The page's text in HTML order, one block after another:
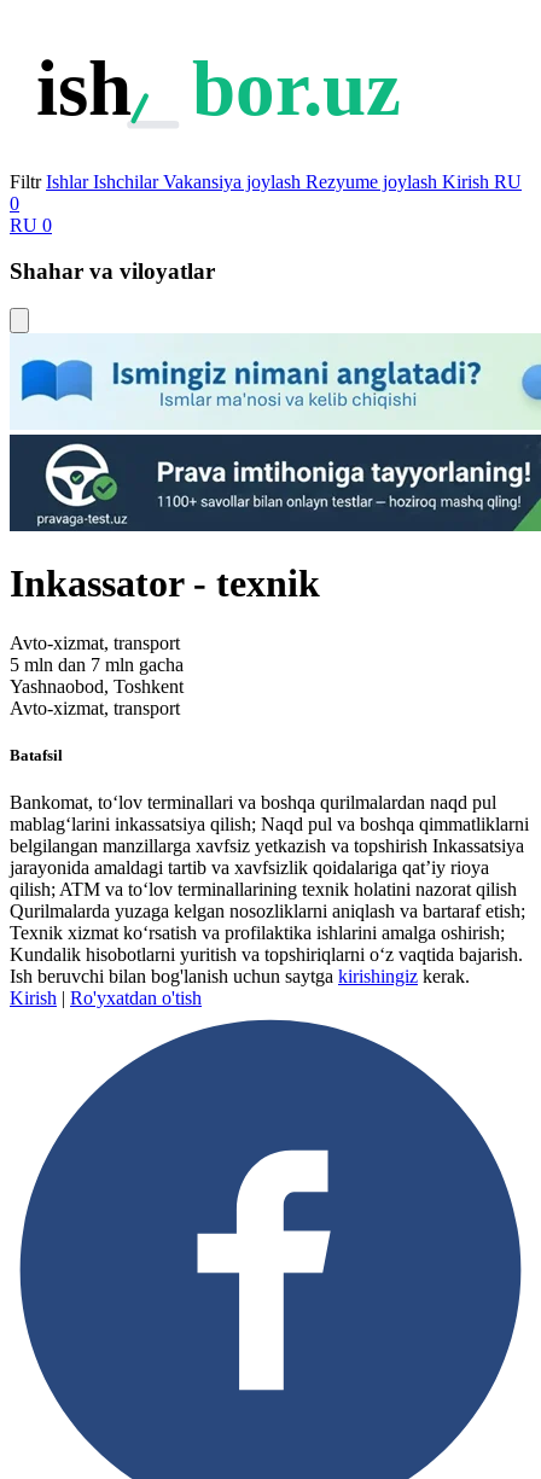
ish bor.uz
Filtr Ishlar Ishchilar Vakansiya joylash Rezyume joylash Kirish RU
0
RU 0
Shahar va viloyatlar
Inkassator - texnik
Avto-xizmat, transport
5 mln dan 7 mln gacha
Yashnaobod, Toshkent
Avto-xizmat, transport
Batafsil
Bankomat, to‘lov terminallari va boshqa qurilmalardan naqd pul
mablag‘larini inkassatsiya qilish; Naqd pul va boshqa qimmatliklarni
belgilangan manzillarga xavfsiz yetkazish va topshirish Inkassatsiya
jarayonida amaldagi tartib va xavfsizlik qoidalariga qat’iy rioya
qilish; ATM va to‘lov terminallarining texnik holatini nazorat qilish
Qurilmalarda yuzaga kelgan nosozliklarni aniqlash va bartaraf etish;
Texnik xizmat ko‘rsatish va profilaktika ishlarini amalga oshirish;
Kundalik hisobotlarni yuritish va topshiriqlarni o‘z vaqtida bajarish.
Ish beruvchi bilan bog'lanish uchun saytga kirishingiz kerak.
Kirish | Ro'yxatdan o'tish